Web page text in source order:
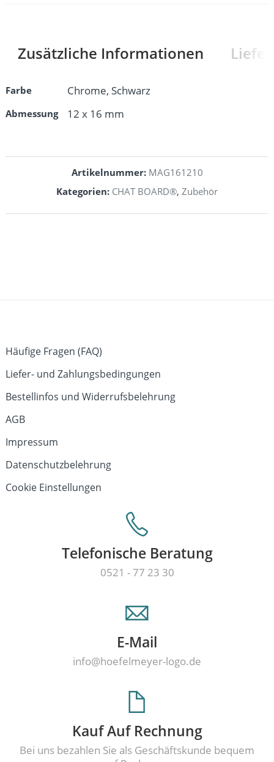
Zusätzliche Informationen
Farbe Chrome, Schwarz
Abmessung 12 x 16 mm
Artikelnummer: MAG161210
Kategorien: CHAT BOARD®, Zubehör
Häufige Fragen (FAQ)
Liefer- und Zahlungsbedingungen
Bestellinfos und Widerrufsbelehrung
AGB
Impressum
Datenschutzbelehrung
Cookie Einstellungen
Telefonische Beratung
0521 - 77 23 30
E-Mail
info@hoefelmeyer-logo.de
Kauf Auf Rechnung
Bei uns bezahlen Sie als Geschäftskunde bequem